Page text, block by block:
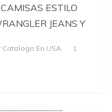
ESTILO
JEANS Y
Catalogo En USA
1